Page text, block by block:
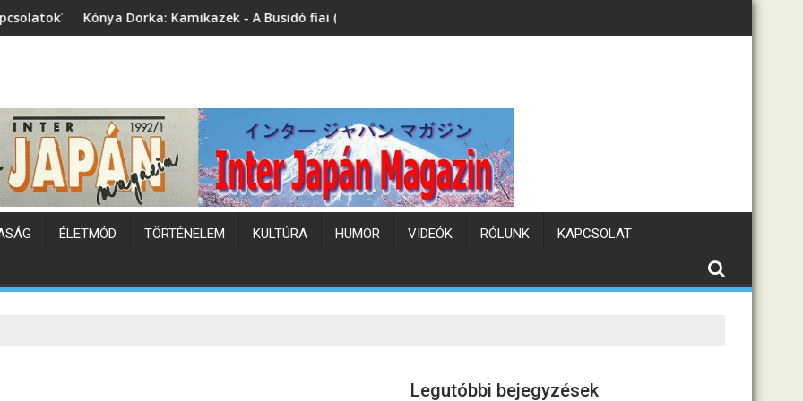
Dorka: Kamikazek - A Busidó fiai (könyvbemutató)Japán hőhullám
ÉLETMÓD TÖRTÉNELEM KULTÚRA HUMOR VIDEÓK RÓLUNK KAPCSOLAT
Legutóbbi bejegyzések